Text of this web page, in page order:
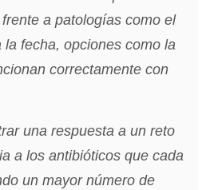
a patologías como el
fecha, opciones como la
correctamente con
una respuesta a un reto
a los antibióticos que cada
un mayor número de